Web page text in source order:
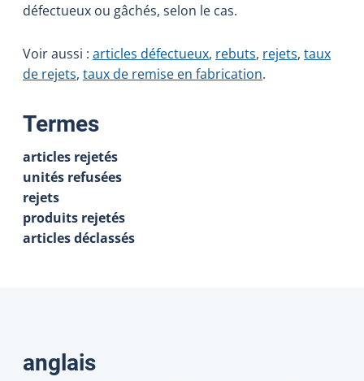
défectueux ou gâchés, selon le cas.
Voir aussi : articles défectueux, rebuts, rejets, taux
de rejets, taux de remise en fabrication.
Termes:
articles rejetés
unités refusées
rejets
produits rejetés
articles déclassés
Traductions
anglais